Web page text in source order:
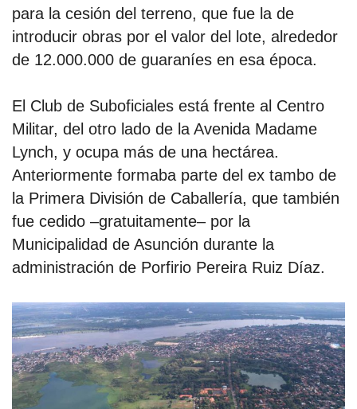
para la cesión del terreno, que fue la de
introducir obras por el valor del lote, alrededor
de 12.000.000 de guaraníes en esa época.
El Club de Suboficiales está frente al Centro
Militar, del otro lado de la Avenida Madame
Lynch, y ocupa más de una hectárea.
Anteriormente formaba parte del ex tambo de
la Primera División de Caballería, que también
fue cedido –gratuitamente– por la
Municipalidad de Asunción durante la
administración de Porfirio Pereira Ruiz Díaz.